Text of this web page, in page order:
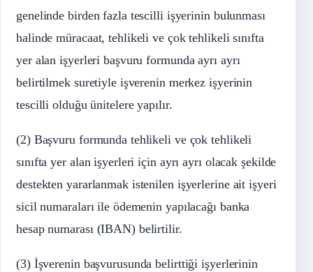
genelinde birden fazla tescilli işyerinin bulunması
halinde müracaat, tehlikeli ve çok tehlikeli sınıfta
yer alan işyerleri başvuru formunda ayrı ayrı
belirtilmek suretiyle işverenin merkez işyerinin
tescilli olduğu ünitelere yapılır.
(2) Başvuru formunda tehlikeli ve çok tehlikeli
sınıfta yer alan işyerleri için ayrı ayrı olacak şekilde
destekten yararlanmak istenilen işyerlerine ait işyeri
sicil numaraları ile ödemenin yapılacağı banka
hesap numarası (IBAN) belirtilir.
(3) İşverenin başvurusunda belirttiği işyerlerinin